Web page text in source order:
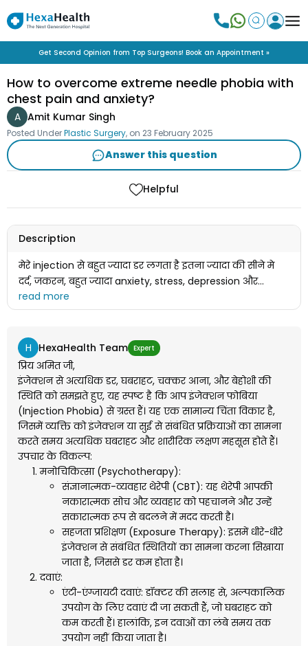
Get Second Opinion from Top Surgeons! Book an Appointment »
How to overcome extreme needle phobia with
chest pain and anxiety?
A Amit Kumar Singh
Posted UnderPlastic Surgery, on 23 February 2025
Answer this question
Helpful
Description
मेरे injection से बहुत ज्यादा डर लगता है इतना ज्यादा की सीने मे
दर्द, जकरन, बहुत ज्यादा anxiety, stress, depression और
injection देख के बेहोश हो जाता हू मेरे पास शब्द नहीं हैं डर Explain
करने के क्या इसका कोई इलाज है अगर हाँ तो कैसे होगा कौन से
हैं कहा मिलेंग
H HexaHealth Team Expert
प्रिय अमित जी,
इंजेक्शन से अत्यधिक डर, घबराहट, चक्कर आना, और बेहोशी की
स्थिति को समझते हुए, यह स्पष्ट है कि आप इंजेक्शन फोबिया
(Injection Phobia) से ग्रस्त हैं। यह एक सामान्य चिंता विकार है,
जिसमें व्यक्ति को इंजेक्शन या सुई से संबंधित प्रक्रियाओं का सामना
करते समय अत्यधिक घबराहट और शारीरिक लक्षण महसूस होते हैं।
उपचार के विकल्प:
मनोचिकित्सा (Psychotherapy):
संज्ञानात्मक-व्यवहार थेरेपी (CBT): यह थेरेपी आपकी
नकारात्मक सोच और व्यवहार को पहचानने और उन्हें
सकारात्मक रूप से बदलने में मदद करती है।
सहजता प्रशिक्षण (Exposure Therapy): इसमें धीरे-धीरे
इंजेक्शन से संबंधित स्थितियों का सामना करना सिखाया
जाता है, जिससे डर कम होता है।
दवाएं:
एंटी-एंग्जायटी दवाएं: डॉक्टर की सलाह से, अल्पकालिक
उपयोग के लिए दवाएं दी जा सकती हैं, जो घबराहट को
कम करती हैं। हालांकि, इन दवाओं का लंबे समय तक
उपयोग नहीं किया जाता है।